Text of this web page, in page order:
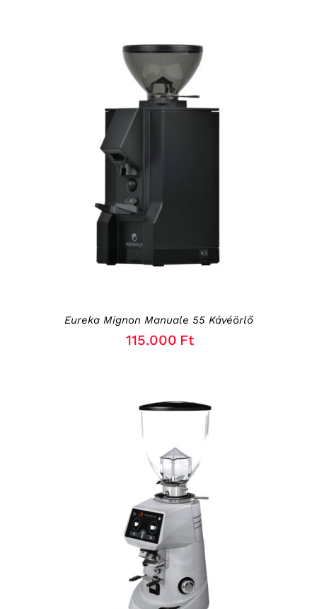
KOSÁRBA TESZEM
Eureka Mignon Manuale 55 Kávéörlő
115.000 Ft
KOSÁRBA TESZEM RÉSZLETEK